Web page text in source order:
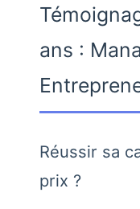
ans :
Réussir sa
prix ?